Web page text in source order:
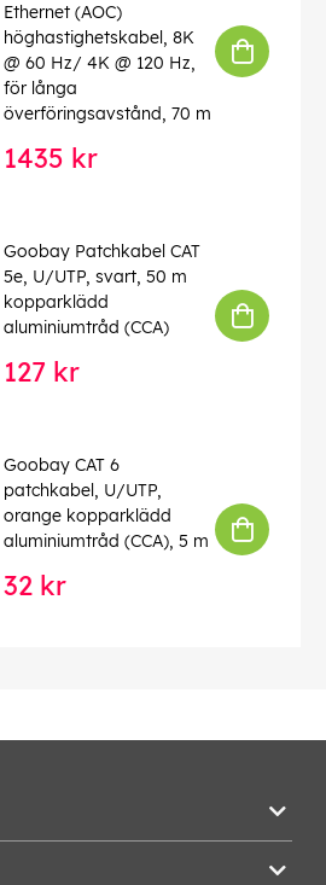
Ethernet (AOC)
höghastighetskabel, 8K
@ 60 Hz/ 4K @ 120 Hz,
för långa
överföringsavstånd, 70 m
1435 kr
Goobay Patchkabel CAT
5e, U/UTP, svart, 50 m
kopparklädd
aluminiumtråd (CCA)
127 kr
Goobay CAT 6
patchkabel, U/UTP,
orange kopparklädd
aluminiumtråd (CCA), 5 m
32 kr